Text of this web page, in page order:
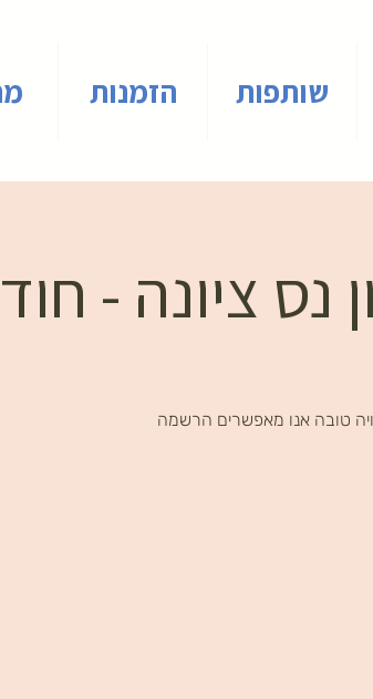
שותפות הזמנות
נס ציונה -
טובה אנו מאפשרים הרשמה